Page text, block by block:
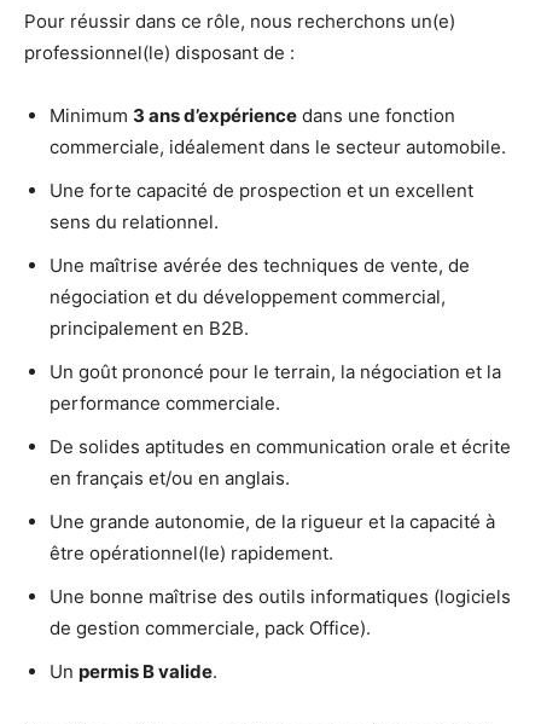
Pour réussir dans ce rôle, nous recherchons un(e)
professionnel(le) disposant de :
Minimum 3 ans d’expérience dans une fonction
commerciale, idéalement dans le secteur automobile.
Une forte capacité de prospection et un excellent
sens du relationnel.
Une maîtrise avérée des techniques de vente, de
négociation et du développement commercial,
principalement en B2B.
Un goût prononcé pour le terrain, la négociation et la
performance commerciale.
De solides aptitudes en communication orale et écrite
en français et/ou en anglais.
Une grande autonomie, de la rigueur et la capacité à
être opérationnel(le) rapidement.
Une bonne maîtrise des outils informatiques (logiciels
de gestion commerciale, pack Office).
Un permis B valide.